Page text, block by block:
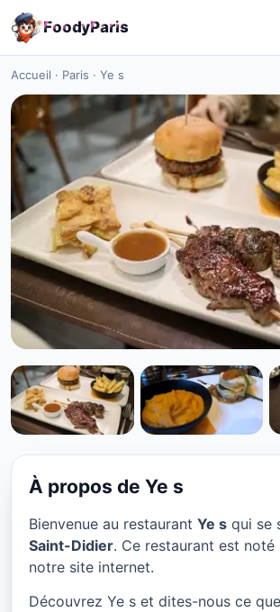
FoodyParis
Accueil · Paris · Ye s
CUISINE EUROPÉENNE
Ye s à Paris
★ 4.2/5
À propos de Ye s
Bienvenue au restaurant Ye s qui se
Saint-Didier. Ce restaurant est noté
notre site internet.
Découvrez Ye s et dites-nous ce